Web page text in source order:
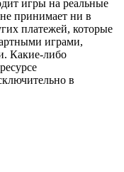
игры на реальные
принимает ни в
платежей, которые
играми,
Какие-либо
в